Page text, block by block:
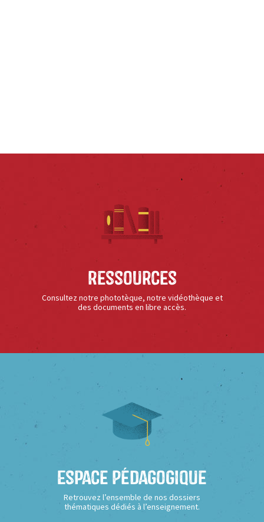
Ressources
Consultez notre phototèque, notre vidéothèque et
des documents en libre accès.
Espace Pédagogique
Retrouvez l’ensemble de nos dossiers
thématiques dédiés à l’enseignement.